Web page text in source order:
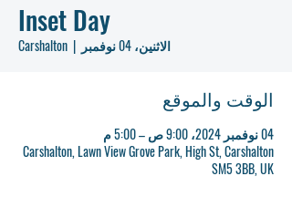
Inset Day
الاثنين، 04 نوفمبر
  |
Carshalton
الوقت والموقع
04 نوفمبر 2024، 9:00 ص – 5:00 م
Carshalton, Lawn View Grove Park, High St, Carshalton
SM5 3BB, UK